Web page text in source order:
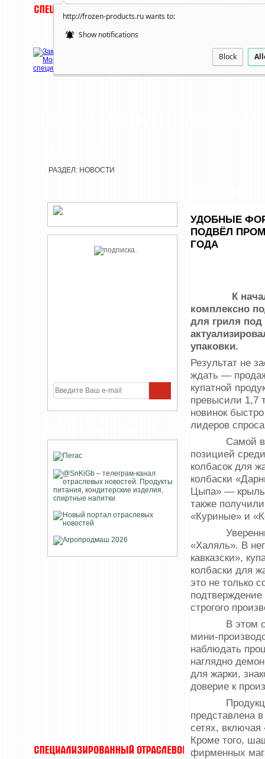
http://frozen-products.ru wants to:
Show notifications
Block
РАЗДЕЛ: НОВОСТИ
УДОБНЫЕ
ПОДВЁЛ
ГОДА
К началу
комплексно
для гриля
упаковки.
Результат не
ждать —
купатной
превысили 1,7
новинок
лидеров
Самой
позицией
колбасок для
колбаски
Цыпа» —
также
«Куриные» и
Уверенный
«Халяль». В
кавказски»,
колбаски для
это не только
подтверждение
строгого
В этом
мини-
наблюдать
наглядно
для жарки,
доверие к
Продукция
представлена
сетях, включая
Кроме того,
фирменных